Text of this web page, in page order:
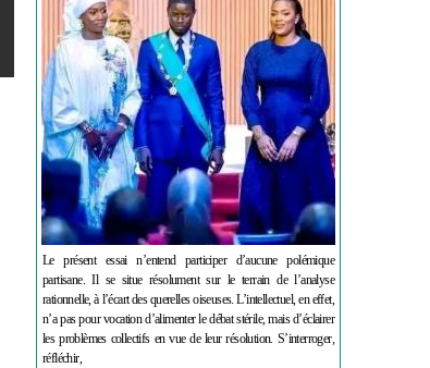
Le présent essai n’entend participer d’aucune polémique
partisane. Il se situe résolument sur le terrain de l’analyse
rationnelle, à l’écart des querelles oiseuses. L’intellectuel, en effet,
n’a pas pour vocation d’alimenter le débat stérile, mais d’éclairer
les problèmes collectifs en vue de leur résolution. S’interroger,
réfléchir,